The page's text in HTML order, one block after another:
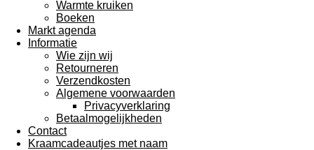
Warmte kruiken
Boeken
Markt agenda
Informatie
Wie zijn wij
Retourneren
Verzendkosten
Algemene voorwaarden
Privacyverklaring
Betaalmogelijkheden
Contact
Kraamcadeautjes met naam